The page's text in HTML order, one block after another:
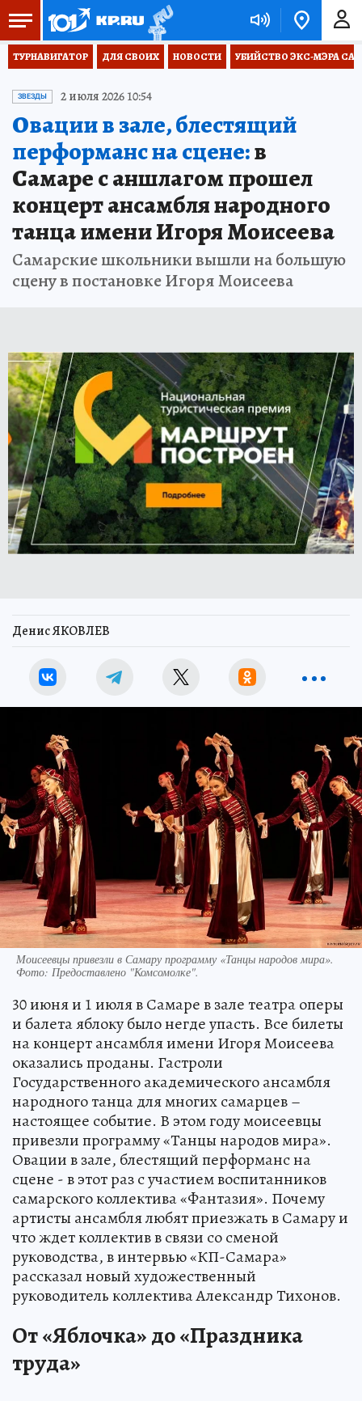
ТУРНАВИГАТОР ДЛЯ СВОИХ НОВОСТИ УБИЙСТВО ЭКС-МЭРА
ЗВЕЗДЫ 2 июля 2026 10:54
Овации в зале, блестящий
перформанс на сцене:в
Самаре с аншлагом прошел
концерт ансамбля народного
танца имени Игоря Моисеева
Самарские школьники вышли на большую
сцену в постановке Игоря Моисеева
Денис ЯКОВЛЕВ
Моисеевцы привезли в Самару программу «Танцы народов мира».
Фото: Предоставлено "Комсомолке".
30 июня и 1 июля в Самаре в зале театра оперы
и балета яблоку было негде упасть. Все билеты
на концерт ансамбля имени Игоря Моисеева
оказались проданы. Гастроли
Государственного академического ансамбля
народного танца для многих самарцев –
настоящее событие. В этом году моисеевцы
привезли программу «Танцы народов мира».
Овации в зале, блестящий перформанс на
сцене - в этот раз с участием воспитанников
самарского коллектива «Фантазия». Почему
артисты ансамбля любят приезжать в Самару и
что ждет коллектив в связи со сменой
руководства, в интервью «КП-Самара»
рассказал новый художественный
руководитель коллектива Александр Тихонов.
От «Яблочка» до «Праздника
труда»